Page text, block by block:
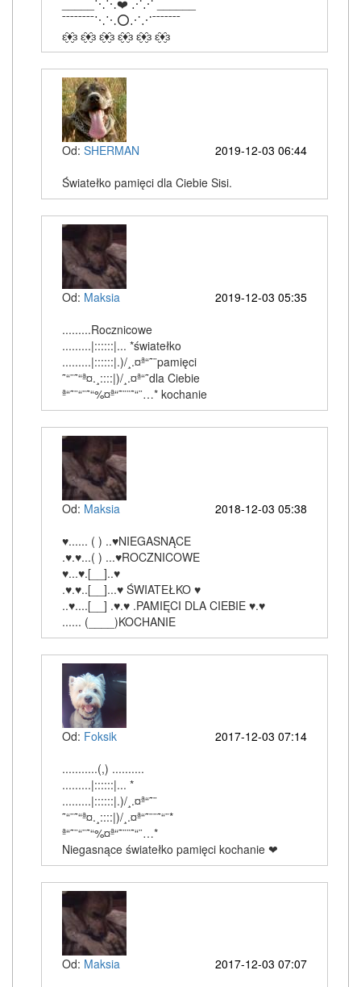
_____⋱⋱❤️ ⋰⋰ ______
¯¯¯¯¯¯¯¯⋱⋱⭕⋰⋰¯¯¯¯¯¯¯
ԑ̮̑♦̮̑ɜ ԑ̮̑♦̮̑ɜ ԑ̮̑♦̮̑ɜ ԑ̮̑♦̮̑ɜ ԑ̮̑♦̮̑ɜ ԑ̮̑♦̮̑ɜ
Od: SHERMAN
2019-12-03 06:44
Światełko pamięci dla Ciebie Sisi.
Od: Maksia
2019-12-03 05:35
.........Rocznicowe
.........|::::::|... *światełko
.........|::::::|.)/¸.¤ª“˜¨pamięci
˜“¨˜“ª¤.¸::::|)/¸.¤ª“˜dla Ciebie
ª“˜¨“¨˜“%¤ª“˜¨¨˜“¨…* kochanie
Od: Maksia
2018-12-03 05:38
♥...... ( ) ..♥NIEGASNĄCE
.♥.♥...( ) ...♥ROCZNICOWE
♥...♥.[__]..♥
.♥.♥..[__]...♥ ŚWIATEŁKO ♥
..♥....[__] .♥.♥ .PAMIĘCI DLA CIEBIE ♥.♥
...... (____)KOCHANIE
Od: Foksik
2017-12-03 07:14
...........(,) ..........
.........|::::::|... *
.........|::::::|.)/¸.¤ª“˜¨
˜“¨˜“ª¤.¸::::|)/¸.¤ª“˜¨¨˜“¨*
ª“˜¨“¨˜“%¤ª“˜¨¨˜“¨…*
Niegasnące światełko pamięci kochanie ❤
Od: Maksia
2017-12-03 07:07